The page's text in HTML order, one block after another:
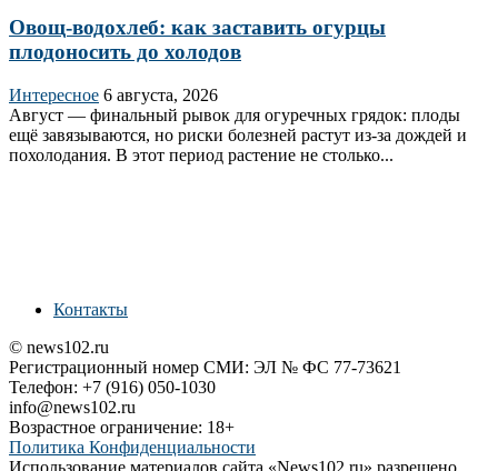
Овощ-водохлеб: как заставить огурцы
плодоносить до холодов
Интересное 6 августа, 2026
Август — финальный рывок для огуречных грядок: плоды
ещё завязываются, но риски болезней растут из‑за дождей и
похолодания. В этот период растение не столько...
Контакты
© news102.ru
Регистрационный номер СМИ: ЭЛ № ФС 77-73621
Телефон: +7 (916) 050-1030
info@news102.ru
Возрастное ограничение: 18+
Политика Конфиденциальности
Использование материалов сайта «News102.ru» разрешено